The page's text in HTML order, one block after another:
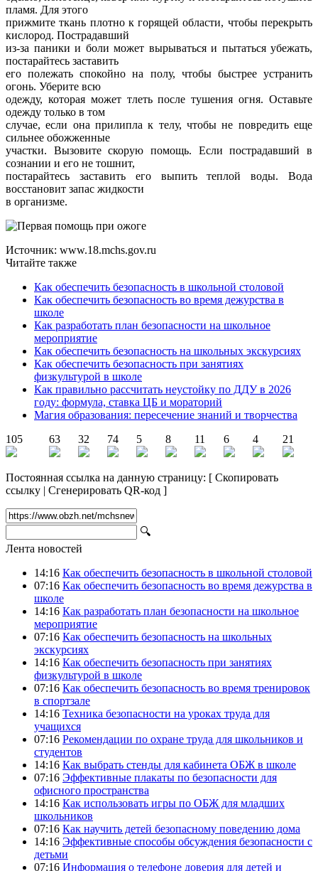
пламя. Для этого
прижмите ткань плотно к горящей области, чтобы перекрыть
кислород. Пострадавший
из-за паники и боли может вырываться и пытаться убежать,
постарайтесь заставить
его полежать спокойно на полу, чтобы быстрее устранить
огонь. Уберите всю
одежду, которая может тлеть после тушения огня. Оставьте
одежду только в том
случае, если она прилипла к телу, чтобы не повредить еще
сильнее обожженные
участки. Вызовите скорую помощь. Если пострадавший в
сознании и его не тошнит,
постарайтесь заставить его выпить теплой воды. Вода
восстановит запас жидкости
в организме.
Источник: www.18.mchs.gov.ru
Читайте также
Как обеспечить безопасность в школьной столовой
Как обеспечить безопасность во время дежурства в
школе
Как разработать план безопасности на школьное
мероприятие
Как обеспечить безопасность на школьных экскурсиях
Как обеспечить безопасность при занятиях
физкультурой в школе
Как правильно рассчитать неустойку по ДДУ в 2026
году: формула, ставка ЦБ и мораторий
Магия образования: пересечение знаний и творчества
105
63 32 74 5 8 11 6 4 21
Постоянная ссылка на данную страницу: [ Скопировать
ссылку | Сгенерировать QR-код ]
🔍
Лента новостей
14:16 Как обеспечить безопасность в школьной столовой
07:16 Как обеспечить безопасность во время дежурства в
школе
14:16 Как разработать план безопасности на школьное
мероприятие
07:16 Как обеспечить безопасность на школьных
экскурсиях
14:16 Как обеспечить безопасность при занятиях
физкультурой в школе
07:16 Как обеспечить безопасность во время тренировок
в спортзале
14:16 Техника безопасности на уроках труда для
учащихся
07:16 Рекомендации по охране труда для школьников и
студентов
14:16 Как выбрать стенды для кабинета ОБЖ в школе
07:16 Эффективные плакаты по безопасности для
офисного пространства
14:16 Как использовать игры по ОБЖ для младших
школьников
07:16 Как научить детей безопасному поведению дома
14:16 Эффективные способы обсуждения безопасности с
детьми
07:16 Информация о телефоне доверия для детей и